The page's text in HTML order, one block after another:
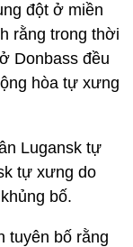
đột ở miền
rằng trong thời
Donbass đều
hòa tự xưng
Lugansk tự
tự xưng do
bố.
tuyên bố rằng